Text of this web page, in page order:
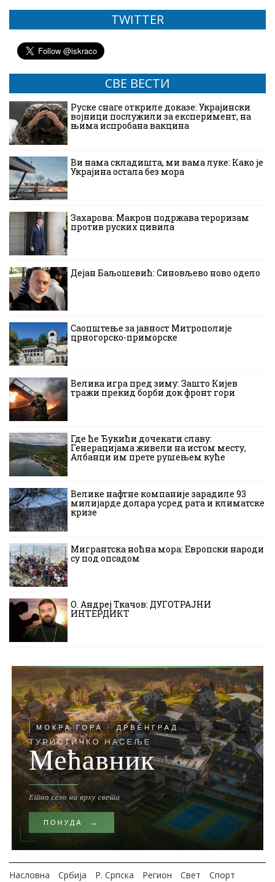
TWITTER
СВЕ ВЕСТИ
Руске снаге откриле доказе: Украјински
војници послужили за експеримент, на
њима испробана вакцина
Ви нама складишта, ми вама луке: Како је
Украјина остала без мора
Захарова: Макрон подржава тероризам
против руских цивила
Дејан Баљошевић: Синовљево ново одело
Саопштење за јавност Митрополије
црногорско-приморске
Велика игра пред зиму: Зашто Кијев
тражи прекид борби док фронт гори
Где ће Ђукићи дочекати славу:
Генерацијама живели на истом месту,
Албанци им прете рушењем куће
Велике нафтне компаније зарадиле 93
милијарде долара усред рата и климатске
кризе
Мигрантска ноћна мора: Европски народи
су под опсадом
О. Андреј Ткачов: ДУГОТРАЈНИ
ИНТЕРДИКТ
Насловна Србија Р. Српска Регион Свет
Спорт